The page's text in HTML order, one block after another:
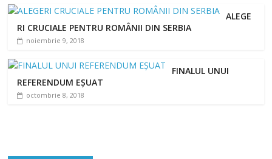
ALEGE
RI CRUCIALE PENTRU ROMÂNII DIN SERBIA
noiembrie 9, 2018
FINALUL UNUI
REFERENDUM EȘUAT
octombrie 8, 2018